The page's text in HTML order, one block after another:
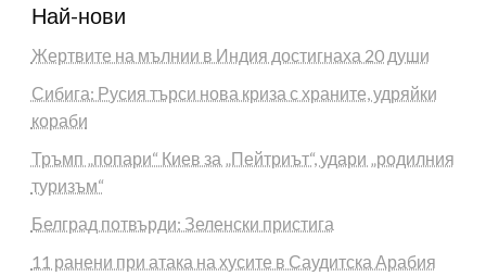
Най-нови
Жертвите на мълнии в Индия достигнаха 20 души
Сибига: Русия търси нова криза с храните, удряйки
кораби
Тръмп „попари“ Киев за „Пейтриът“, удари „родилния
туризъм“
Белград потвърди: Зеленски пристига
11 ранени при атака на хусите в Саудитска Арабия